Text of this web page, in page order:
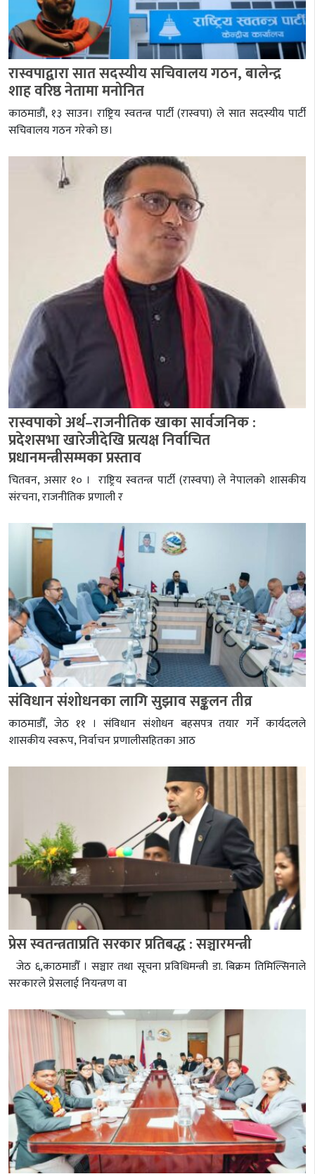
रास्वपाद्वारा सात सदस्यीय सचिवालय गठन, बालेन्द्र
शाह वरिष्ठ नेतामा मनोनित
काठमाडौं, १३ साउन। राष्ट्रिय स्वतन्त्र पार्टी (रास्वपा) ले सात सदस्यीय पार्टी
सचिवालय गठन गरेको छ।
रास्वपाको अर्थ–राजनीतिक खाका सार्वजनिक :
प्रदेशसभा खारेजीदेखि प्रत्यक्ष निर्वाचित
प्रधानमन्त्रीसम्मका प्रस्ताव
चितवन, असार १० । राष्ट्रिय स्वतन्त्र पार्टी (रास्वपा) ले नेपालको शासकीय
संरचना, राजनीतिक प्रणाली र
संविधान संशोधनका लागि सुझाव सङ्कलन तीव्र
काठमाडौँ, जेठ ११ । संविधान संशोधन बहसपत्र तयार गर्ने कार्यदलले
शासकीय स्वरूप, निर्वाचन प्रणालीसहितका आठ
प्रेस स्वतन्त्रताप्रति सरकार प्रतिबद्ध : सञ्चारमन्त्री
जेठ ६,काठमाडौँ । सञ्चार तथा सूचना प्रविधिमन्त्री डा. बिक्रम तिमिल्सिनाले
सरकारले प्रेसलाई नियन्त्रण वा